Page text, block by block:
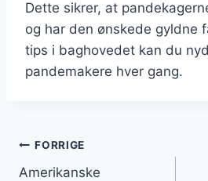
Dette sikrer, at
og har den ønskede gyldne
tips i baghovedet kan du
pandemakere hver gang.
Indlægsnavigation
FORRIGE
Amerikanske